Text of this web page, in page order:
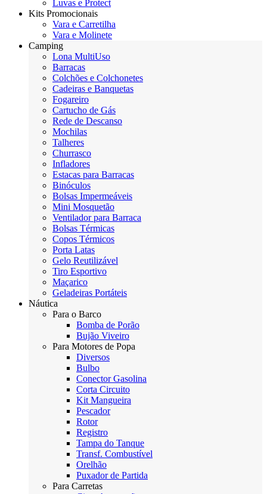
Luvas e Protect
Kits Promocionais
Vara e Carretilha
Vara e Molinete
Camping
Lona MultiUso
Barracas
Colchões e Colchonetes
Cadeiras e Banquetas
Fogareiro
Cartucho de Gás
Rede de Descanso
Mochilas
Talheres
Churrasco
Infladores
Estacas para Barracas
Binóculos
Bolsas Impermeáveis
Mini Mosquetão
Ventilador para Barraca
Bolsas Térmicas
Copos Térmicos
Porta Latas
Gelo Reutilizável
Tiro Esportivo
Maçarico
Geladeiras Portáteis
Náutica
Para o Barco
Bomba de Porão
Bujão Viveiro
Para Motores de Popa
Diversos
Bulbo
Conector Gasolina
Corta Circuito
Kit Mangueira
Pescador
Rotor
Registro
Tampa do Tanque
Transf. Combustível
Orelhão
Puxador de Partida
Para Carretas